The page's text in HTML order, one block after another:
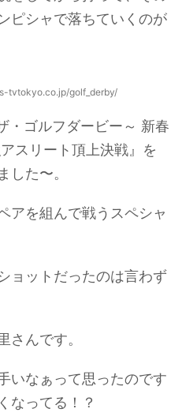
ピシャで落ちていくのが
tvtokyo.co.jp/golf_derby/
・ゴルフダービー～ 新春
スリート頂上決戦』を
した〜。
アを組んで戦うスペシャ
ョットだったのは言わず
さんです。
いなぁって思ったのです
なってる！？